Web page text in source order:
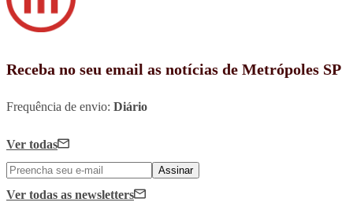
Receba no seu email as notícias de Metrópoles SP
Frequência de envio: Diário
Ver todas
Assinar
Ver todas as newsletters